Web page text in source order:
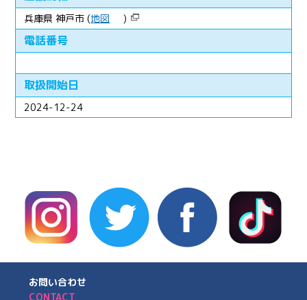
兵庫県 神戸市 (地図 )
電話番号
取扱開始日
2024-12-24
お問い合わせ
CONTACT